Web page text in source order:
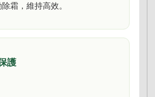
霜，維持高效。
護